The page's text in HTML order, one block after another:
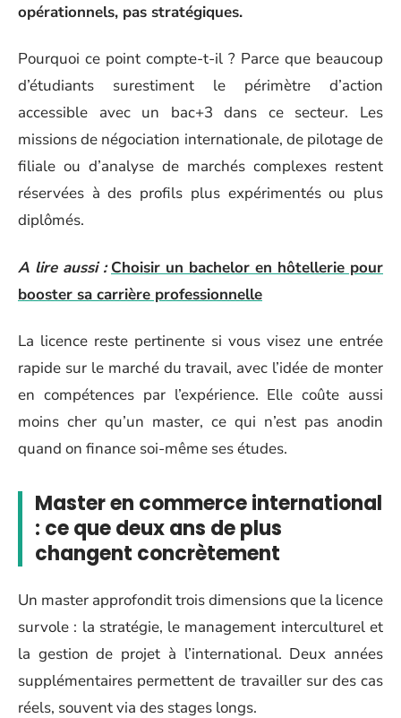
opérationnels, pas stratégiques.
Pourquoi ce point compte-t-il ? Parce que beaucoup
d’étudiants surestiment le périmètre d’action
accessible avec un bac+3 dans ce secteur. Les
missions de négociation internationale, de pilotage de
filiale ou d’analyse de marchés complexes restent
réservées à des profils plus expérimentés ou plus
diplômés.
A lire aussi : Choisir un bachelor en hôtellerie pour
booster sa carrière professionnelle
La licence reste pertinente si vous visez une entrée
rapide sur le marché du travail, avec l’idée de monter
en compétences par l’expérience. Elle coûte aussi
moins cher qu’un master, ce qui n’est pas anodin
quand on finance soi-même ses études.
Master en commerce international
: ce que deux ans de plus
changent concrètement
Un master approfondit trois dimensions que la licence
survole : la stratégie, le management interculturel et
la gestion de projet à l’international. Deux années
supplémentaires permettent de travailler sur des cas
réels, souvent via des stages longs.